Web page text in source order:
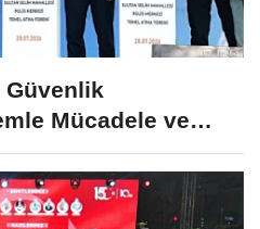
Güvenlik
Mücadele ve